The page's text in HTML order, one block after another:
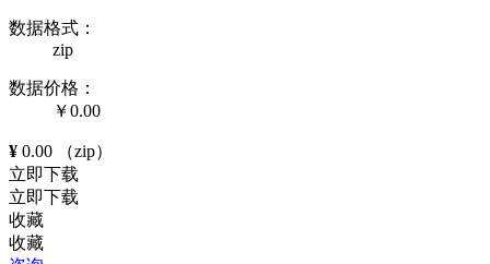
数据格式：
zip
数据价格：
￥0.00
¥ 0.00
（zip）
立即下载
立即下载
收藏
收藏